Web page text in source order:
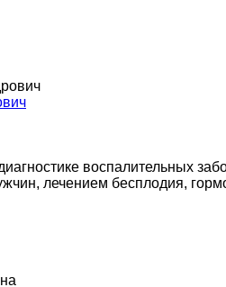
воспалительных
лечением бесплодия,